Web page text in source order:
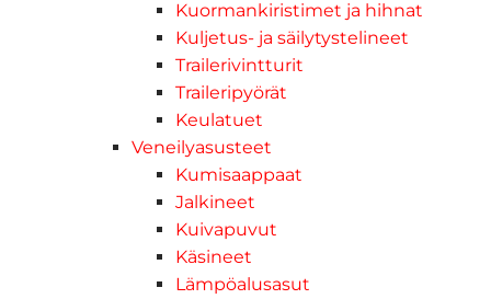
Kuormankiristimet ja hihnat
Kuljetus- ja säilytystelineet
Trailerivintturit
Traileripyörät
Keulatuet
Veneilyasusteet
Kumisaappaat
Jalkineet
Kuivapuvut
Käsineet
Lämpöalusasut